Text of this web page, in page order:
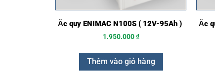
Ắc quy ENIMAC N100S ( 12V-95Ah )
1.950.000₫
Thêm vào giỏ hàng
Ắc